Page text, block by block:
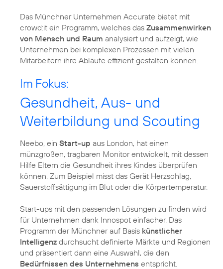
Das Münchner Unternehmen Accurate bietet mit
crowd:it ein Programm, welches das Zusammenwirken
von Mensch und Raum analysiert und aufzeigt, wie
Unternehmen bei komplexen Prozessen mit vielen
Mitarbeitern ihre Abläufe effizient gestalten können.
Im Fokus:
Gesundheit, Aus- und
Weiterbildung und Scouting
Neebo, ein Start-up aus London, hat einen
münzgroßen, tragbaren Monitor entwickelt, mit dessen
Hilfe Eltern die Gesundheit ihres Kindes überprüfen
können. Zum Beispiel misst das Gerät Herzschlag,
Sauerstoffsättigung im Blut oder die Körpertemperatur.
Start-ups mit den passenden Lösungen zu finden wird
für Unternehmen dank Innospot einfacher. Das
Programm der Münchner auf Basis künstlicher
Intelligenz durchsucht definierte Märkte und Regionen
und präsentiert dann eine Auswahl, die den
Bedürfnissen des Unternehmens entspricht.